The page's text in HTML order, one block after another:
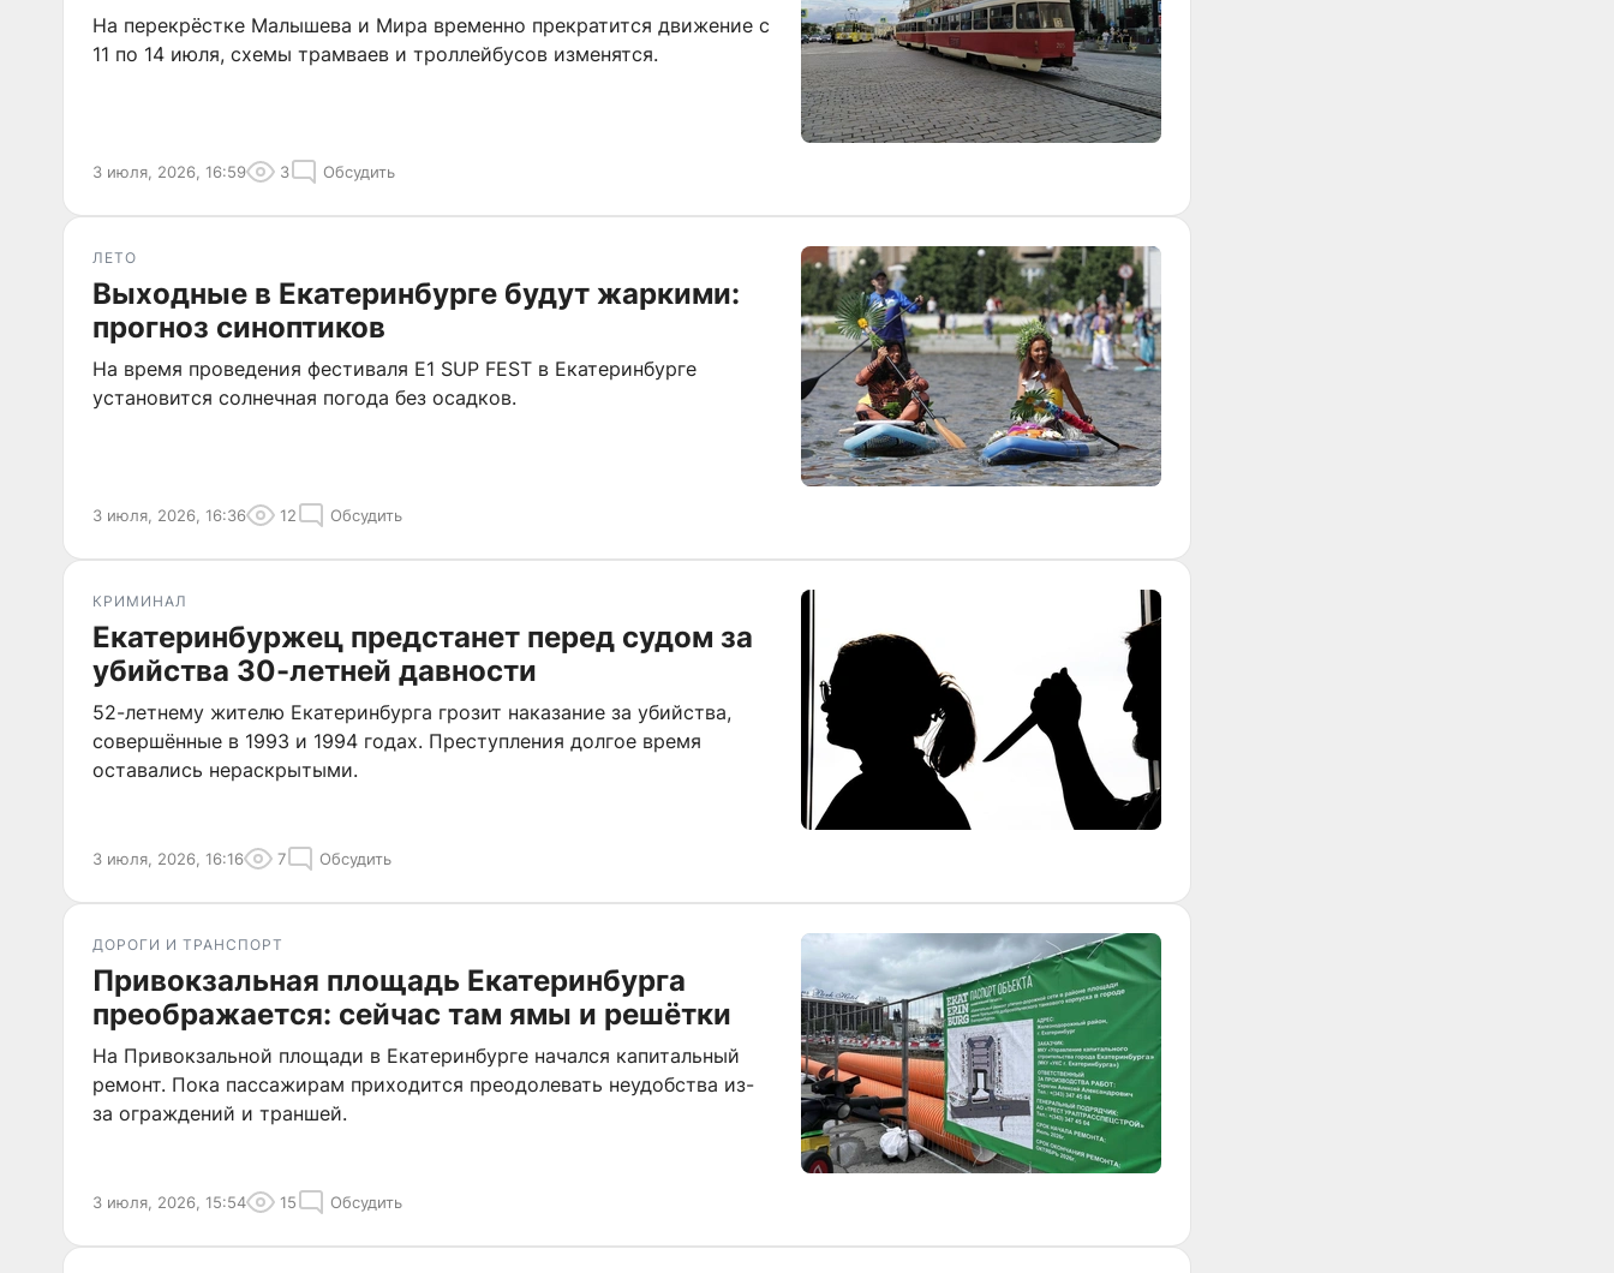
На перекрёстке Малышева и Мира временно прекратится движение с
11 по 14 июля, схемы трамваев и троллейбусов изменятся.
3 июля, 2026, 16:59 3 Обсудить
ЛЕТО
Выходные в Екатеринбурге будут жаркими:
прогноз синоптиков
На время проведения фестиваля E1 SUP FEST в Екатеринбурге
установится солнечная погода без осадков.
3 июля, 2026, 16:36 12 Обсудить
КРИМИНАЛ
Екатеринбуржец предстанет перед судом за
убийства 30-летней давности
52-летнему жителю Екатеринбурга грозит наказание за убийства,
совершённые в 1993 и 1994 годах. Преступления долгое время
оставались нераскрытыми.
3 июля, 2026, 16:16 7 Обсудить
ДОРОГИ И ТРАНСПОРТ
Привокзальная площадь Екатеринбурга
преображается: сейчас там ямы и решётки
На Привокзальной площади в Екатеринбурге начался капитальный
ремонт. Пока пассажирам приходится преодолевать неудобства из-
за ограждений и траншей.
3 июля, 2026, 15:54 15 Обсудить